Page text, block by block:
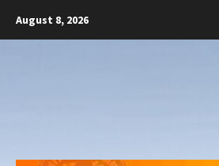
August 8, 2026